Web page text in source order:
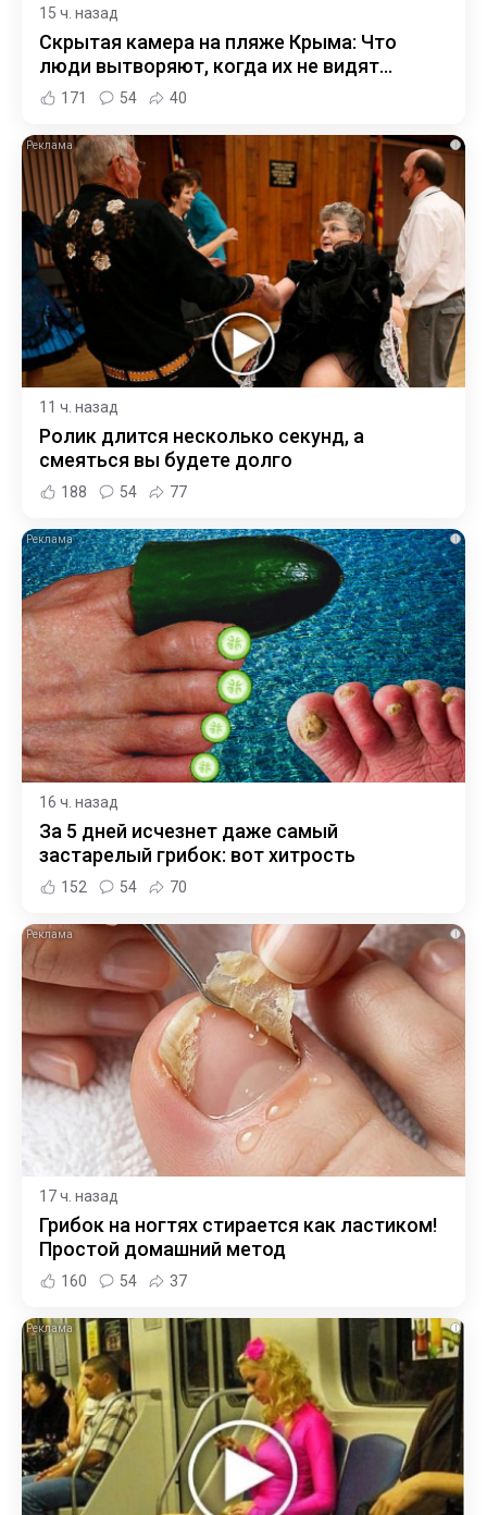
15 ч. назад
Скрытая камера на пляже Крыма: Что
люди вытворяют, когда их не видят...
171 54 40
i
11 ч. назад
Ролик длится несколько секунд, а
смеяться вы будете долго
188 54 77
i
16 ч. назад
За 5 дней исчезнет даже самый
застарелый грибок: вот хитрость
152 54 70
i
17 ч. назад
Грибок на ногтях стирается как ластиком!
Простой домашний метод
160 54 37
i